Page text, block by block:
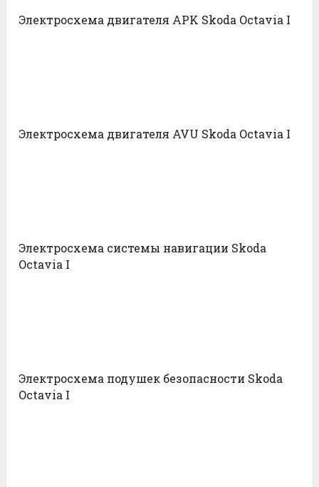
Электросхема двигателя APK Skoda Octavia I
Электросхема двигателя AVU Skoda Octavia I
Электросхема системы навигации Skoda
Octavia I
Электросхема подушек безопасности Skoda
Octavia I